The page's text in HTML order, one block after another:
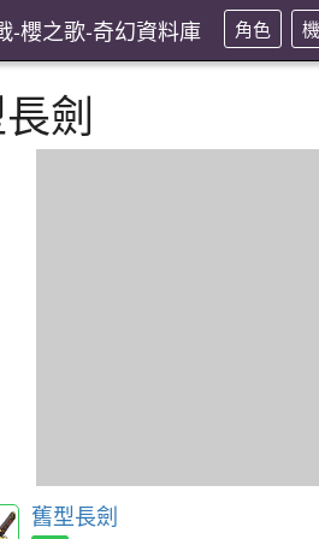
-櫻之歌-奇幻資料庫 角色
劍
舊型長劍